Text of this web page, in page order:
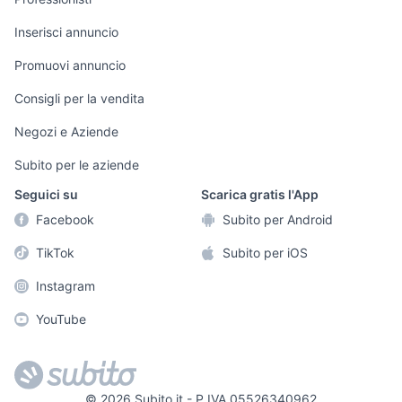
Informatica
Console e
Tutto per i bambini
Sports
Biciclette
Collezionismo
Inserisci annuncio
Promuovi annuncio
Consigli per la vendita
Negozi e Aziende
Subito per le aziende
Seguici su
Facebook
TikTok
Instagram
YouTube
Scarica gratis l'App
Subito per Android
Subito per iOS